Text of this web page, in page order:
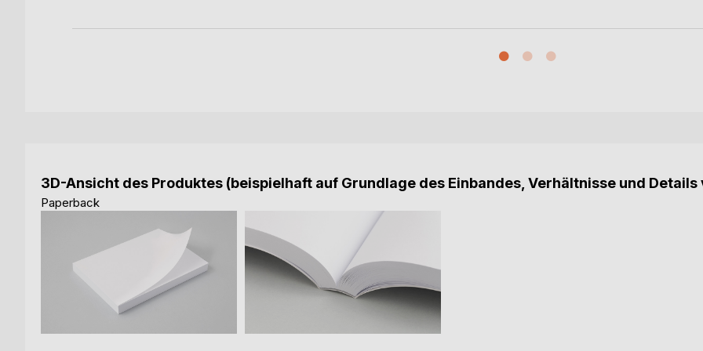
3D-Ansicht des Produktes (beispielhaft auf Grundlage des Einbandes, Verhältnisse und
Paperback